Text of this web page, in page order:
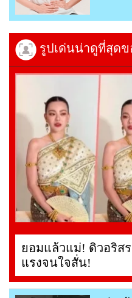
รูปเด่นน่าดูที่สุด
ยอมแล้วแม่! ดิวอริส
แรงจนใจสั่น!